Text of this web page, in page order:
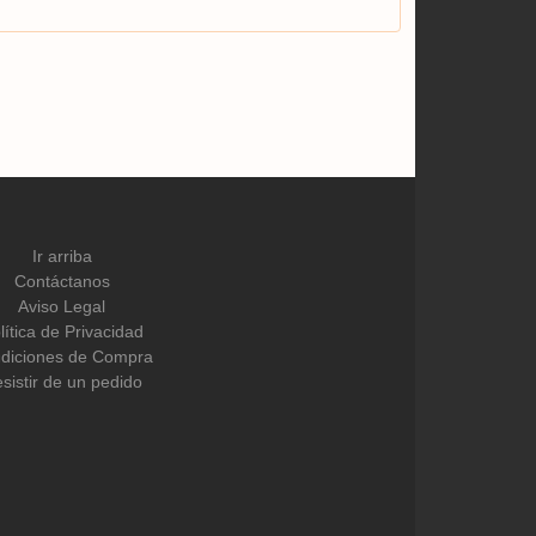
Ir arriba
Contáctanos
Aviso Legal
de Privacidad
de Compra
de un pedido